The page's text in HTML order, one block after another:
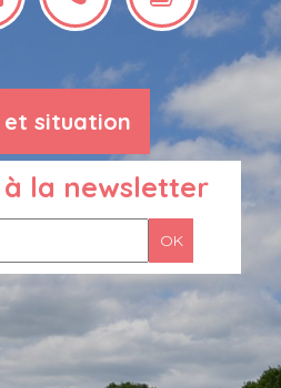
et situation
la newsletter